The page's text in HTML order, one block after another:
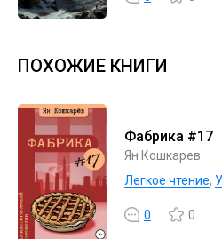
ПОХОЖИЕ КНИГИ
Фабрика #17
Ян Кошкарев
Легкое чтение,
0 0